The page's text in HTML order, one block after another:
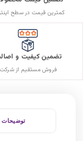
کمترین قیمت در سطح
تضمین کیفیت و
فروش مستقیم از شرکت
توضیحات